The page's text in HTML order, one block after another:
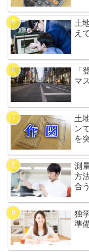
土
え
「
マ
土
ン
を
測
方
合
独
準